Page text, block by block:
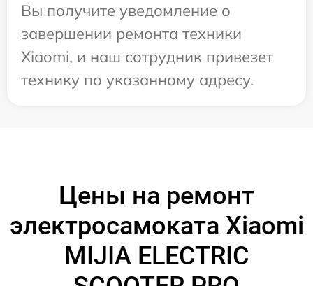
Вы получите уведомление о
завершении ремонта техники
Xiaomi, и наш сотрудник привезет
технику по указанному адресу.
Цены на ремонт
электросамоката Xiaomi
MIJIA ELECTRIC